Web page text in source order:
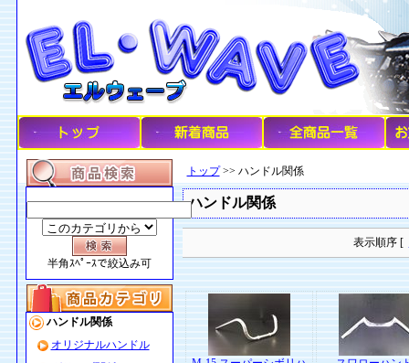
半角ｽﾍﾟｰｽで絞込み可
ハンドル関係
オリジナルハンドル
トップ>> ハンドル関係
ハンドル関係
表示順序 [